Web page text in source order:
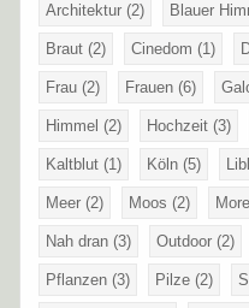
Architektur (2) Blauer
Braut (2) Cinedom (1)
Frau (2) Frauen (6)
Himmel (2) Hochzeit (3)
Kaltblut (1) Köln (5)
Meer (2) Moos (2)
Nah dran (3) Outdoor (2)
Pflanzen (3) Pilze (2)